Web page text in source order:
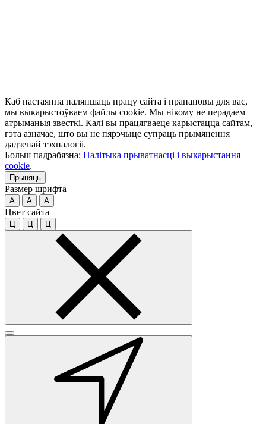
Каб пастаянна паляпшаць працу сайта і прапановы для вас,
мы выкарыстоўваем файлы cookie. Мы нікому не перадаем
атрыманыя звесткі. Калі вы працягваеце карыстацца сайтам,
гэта азначае, што вы не пярэчыце супраць прымянення
дадзенай тэхналогіі.
Больш падрабязна: Палітыка прыватнасці і выкарыстання
cookie.
Прыняць
Размер шрифта
A A A
Цвет сайта
Ц Ц Ц